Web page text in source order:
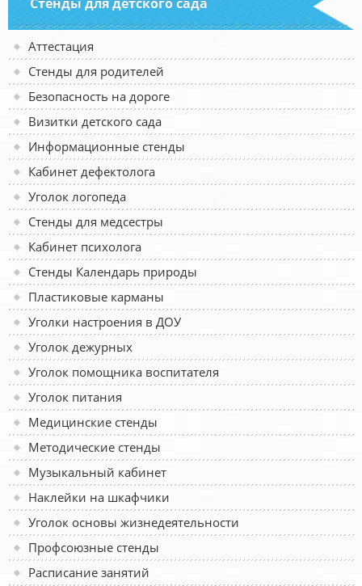
Аттестация
Стенды для родителей
Безопасность на дороге
Визитки детского сада
Информационные стенды
Кабинет дефектолога
Уголок логопеда
Стенды для медсестры
Кабинет психолога
Стенды Календарь природы
Пластиковые карманы
Уголки настроения в ДОУ
Уголок дежурных
Уголок помощника воспитателя
Уголок питания
Медицинские стенды
Методические стенды
Музыкальный кабинет
Наклейки на шкафчики
Уголок основы жизнедеятельности
Профсоюзные стенды
Расписание занятий